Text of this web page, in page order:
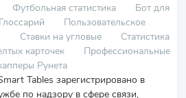
Футбольная статистика
Бот для
Глоссарий
Пользовательское
Ставки на угловые
Статистика
карточек
Профессиональные
Рунета
Tables зарегистрировано в
по надзору в сфере связи,